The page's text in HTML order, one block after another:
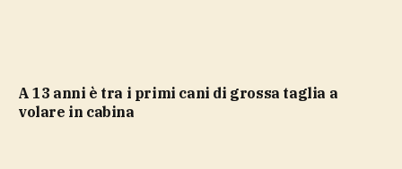
a 13 anni è tra i primi cani di grossa taglia a
volare in cabina